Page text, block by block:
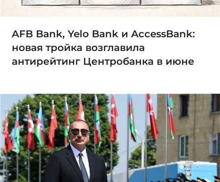
AFB Bank, Yelo Bank и AccessBank:
новая тройка возглавила
антирейтинг Центробанка в июне